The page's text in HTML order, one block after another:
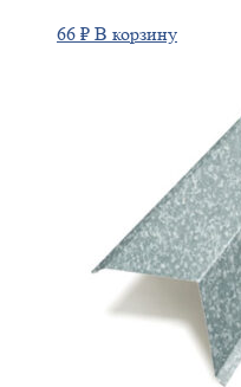
66 ₽ В корзину